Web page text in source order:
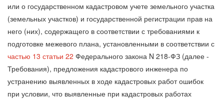
или о государственном кадастровом учете земельного участка
(земельных участков) и государственной регистрации прав на
него (них), содержащего в соответствии с требованиями к
подготовке межевого плана, установленными в соответствии с
частью 13 статьи 22 Федерального закона N 218-ФЗ (далее -
Требования), предложения кадастрового инженера по
устранению выявленных в ходе кадастровых работ ошибок
при условии, что выявленные при кадастровых работах